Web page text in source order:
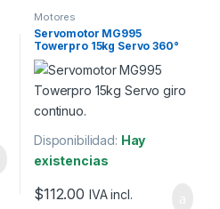
Motores
Servomotor MG995
Towerpro 15kg Servo 360°
Disponibilidad: Hay
existencias
$112.00 IVA incl.